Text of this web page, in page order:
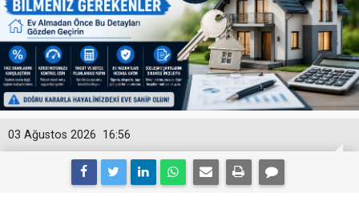
16:56
03 Ağustos 2026